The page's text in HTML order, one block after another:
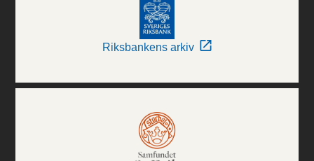
Riksbankens arkiv